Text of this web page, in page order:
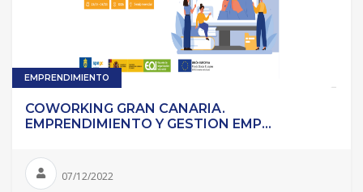
EMPRENDIMIENTO
COWORKING GRAN CANARIA.
EMPRENDIMIENTO Y GESTION EMP...
07/12/2022